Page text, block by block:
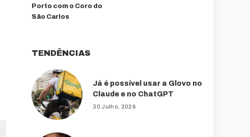
Porto com o Coro do
São Carlos
TENDÊNCIAS
Já é possível usar a Glovo no
Claude e no ChatGPT
30 Julho, 2026